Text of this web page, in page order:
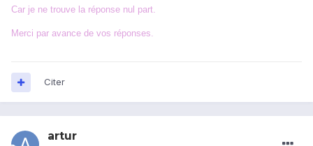
Car je ne trouve la réponse nul part.
Merci par avance de vos réponses.
Citer
artur